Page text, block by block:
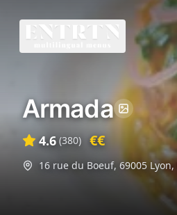
Armada
4.6 (380) €€
16 rue du Boeuf, 69005 Lyon,